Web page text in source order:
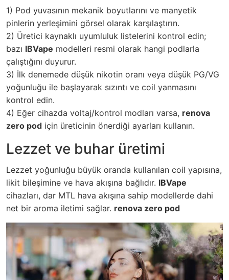
1) Pod yuvasının mekanik boyutlarını ve manyetik
pinlerin yerleşimini görsel olarak karşılaştırın.
2) Üretici kaynaklı uyumluluk listelerini kontrol edin;
bazı IBVape modelleri resmi olarak hangi podlarla
çalıştığını duyurur.
3) İlk denemede düşük nikotin oranı veya düşük PG/VG
yoğunluğu ile başlayarak sızıntı ve coil yanmasını
kontrol edin.
4) Eğer cihazda voltaj/kontrol modları varsa, renova
zero pod için üreticinin önerdiği ayarları kullanın.
Lezzet ve buhar üretimi
Lezzet yoğunluğu büyük oranda kullanılan coil yapısına,
likit bileşimine ve hava akışına bağlıdır. IBVape
cihazları, dar MTL hava akışına sahip modellerde dahi
net bir aroma iletimi sağlar. renova zero pod